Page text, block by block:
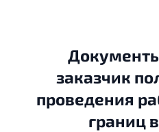
заказчик
проведения
границ